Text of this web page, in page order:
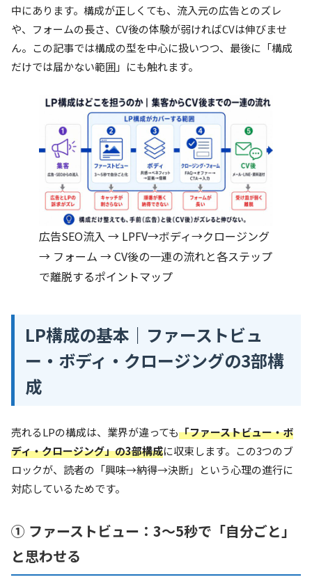
中にあります。構成が正しくても、流入元の広告とのズレ
や、フォームの長さ、CV後の体験が弱ければCVは伸びませ
ん。この記事では構成の型を中心に扱いつつ、最後に「構成
だけでは届かない範囲」にも触れます。
広告SEO流入 → LPFV→ボディ→クロージング
→ フォーム → CV後の一連の流れと各ステップ
で離脱するポイントマップ
LP構成の基本｜ファーストビュ
ー・ボディ・クロージングの3部構
成
売れるLPの構成は、業界が違っても「ファーストビュー・ボ
ディ・クロージング」の3部構成に収束します。この3つのブ
ロックが、読者の「興味→納得→決断」という心理の進行に
対応しているためです。
① ファーストビュー：3〜5秒で「自分ごと」
と思わせる